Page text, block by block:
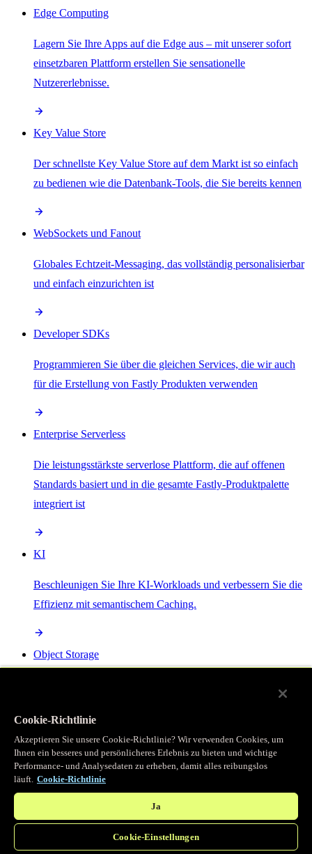
Edge Computing
Lagern Sie Ihre Apps auf die Edge aus – mit unserer sofort
einsetzbaren Plattform erstellen Sie sensationelle
Nutzererlebnisse.
Key Value Store
Der schnellste Key Value Store auf dem Markt ist so einfach
zu bedienen wie die Datenbank-Tools, die Sie bereits kennen
WebSockets und Fanout
Globales Echtzeit-Messaging, das vollständig personalisierbar
und einfach einzurichten ist
Developer SDKs
Programmieren Sie über die gleichen Services, die wir auch
für die Erstellung von Fastly Produkten verwenden
Enterprise Serverless
Die leistungsstärkste serverlose Plattform, die auf offenen
Standards basiert und in die gesamte Fastly-Produktpalette
integriert ist
KI
Beschleunigen Sie Ihre KI-Workloads und verbessern Sie die
Effizienz mit semantischem Caching.
Object Storage
Programmierbarer Cache
Erhalten Sie vollständigen programmatischen Zugriff auf das
legendäre Caching, das unser CDN antreibt.
Cookie-Richtlinie
Akzeptieren Sie unsere Cookie-Richtlinie? Wir verwenden Cookies, um
Ihnen ein besseres und persönlicheres Erlebnis zu bieten und wichtige
Performance- und Analysedaten zu erheben, damit alles reibungslos
läuft. Cookie-Richtlinie
Ja
Cookie-Einstellungen